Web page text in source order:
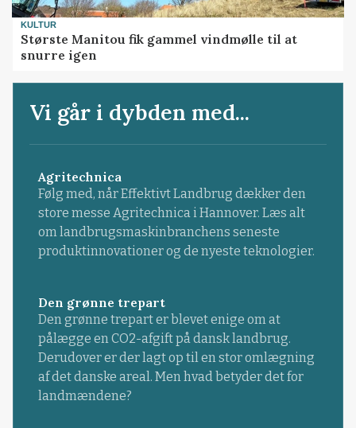
KULTUR
Største Manitou fik gammel vindmølle til at
snurre igen
Vi går i dybden med...
Agritechnica
Følg med, når Effektivt Landbrug dækker den
store messe Agritechnica i Hannover. Læs alt
om landbrugsmaskinbranchens seneste
produktinnovationer og de nyeste teknologier.
Den grønne trepart
Den grønne trepart er blevet enige om at
pålægge en CO2-afgift på dansk landbrug.
Derudover er der lagt op til en stor omlægning
af det danske areal. Men hvad betyder det for
landmændene?